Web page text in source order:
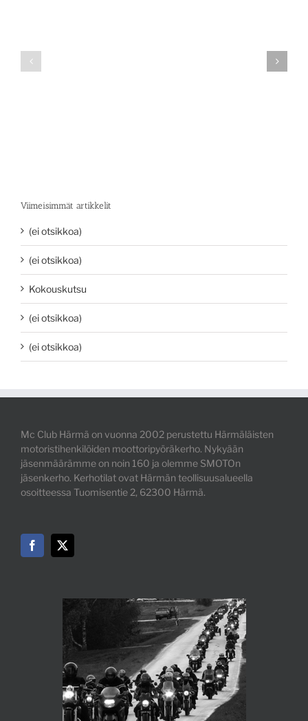
Viimeisimmät artikkelit
(ei otsikkoa)
(ei otsikkoa)
Kokouskutsu
(ei otsikkoa)
(ei otsikkoa)
Mc Club Härmä on vuonna 2002 perustettu Härmäläisten
motoristihenkilöiden moottoripyöräkerho. Nykyään
jäsenmäärämme on noin 160 ja olemme SMOTOn
jäsenkerho. Kerhotilat ovat Härmän teollisuusalueella
osoitteessa Tuomisentie 2, 62300 Härmä.